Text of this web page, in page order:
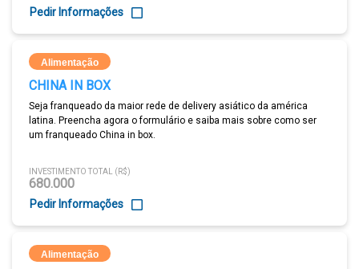
Pedir Informações
Alimentação
CHINA IN BOX
Seja franqueado da maior rede de delivery asiático da américa
latina. Preencha agora o formulário e saiba mais sobre como ser
um franqueado China in box.
INVESTIMENTO TOTAL (R$)
680.000
Pedir Informações
Alimentação